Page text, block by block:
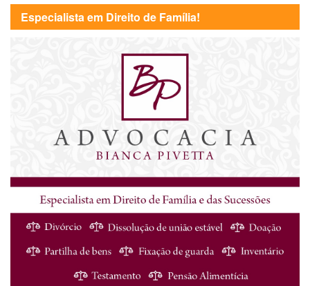
Especialista em Direito de Família!